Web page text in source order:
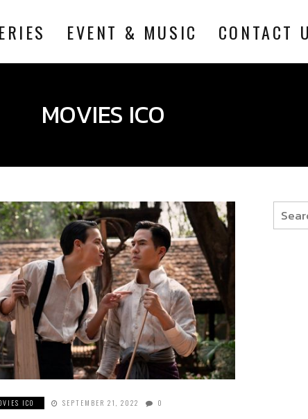
EVENT & MUSIC CONTACT
MOVIES ICO
ICO SEPTEMBER 21, 2022 0